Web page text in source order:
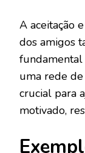
A aceitação
dos amigos
fundamental
uma rede
crucial para
motivado,